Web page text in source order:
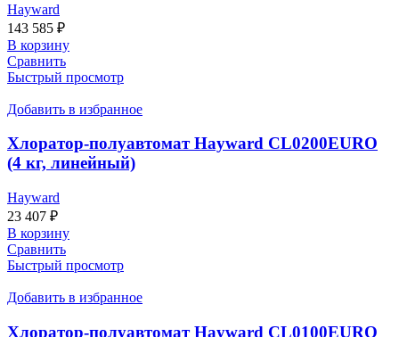
Hayward
143 585 ₽
В корзину
Сравнить
Быстрый просмотр
Добавить в избранное
Хлоратор-полуавтомат Hayward CL0200EURO
(4 кг, линейный)
Hayward
23 407 ₽
В корзину
Сравнить
Быстрый просмотр
Добавить в избранное
Хлоратор-полуавтомат Hayward CL0100EURO